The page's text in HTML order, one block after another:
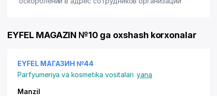
EYFEL MAGAZIN №10 ga oxshash korxonalar
EYFEL МАГАЗИН №44
Parfyumeriya va kosmetika vositalari yana
Manzil